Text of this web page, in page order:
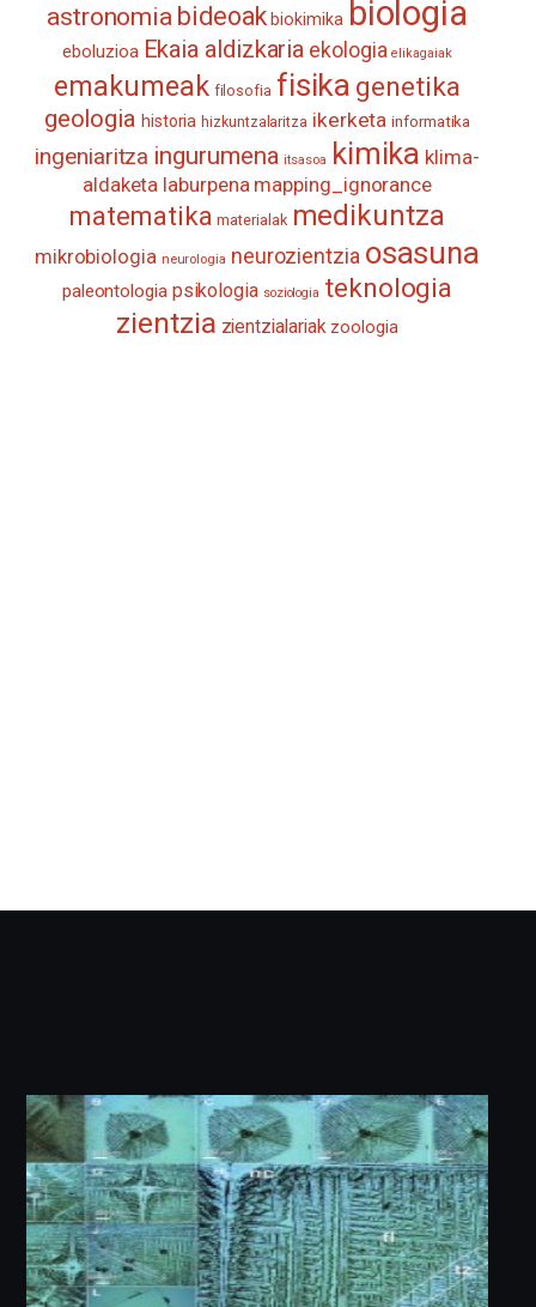
astronomia bideoak biokimika biologia
eboluzioa Ekaia aldizkaria ekologia elikagaiak
emakumeak filosofia fisika genetika
geologia historia hizkuntzalaritza ikerketa informatika
ingeniaritza ingurumena itsasoa kimika klima-
aldaketa laburpena mapping_ignorance
matematika materialak medikuntza
mikrobiologia neurologia neurozientzia osasuna
paleontologia psikologia soziologia teknologia
zientzia zientzialariak zoologia